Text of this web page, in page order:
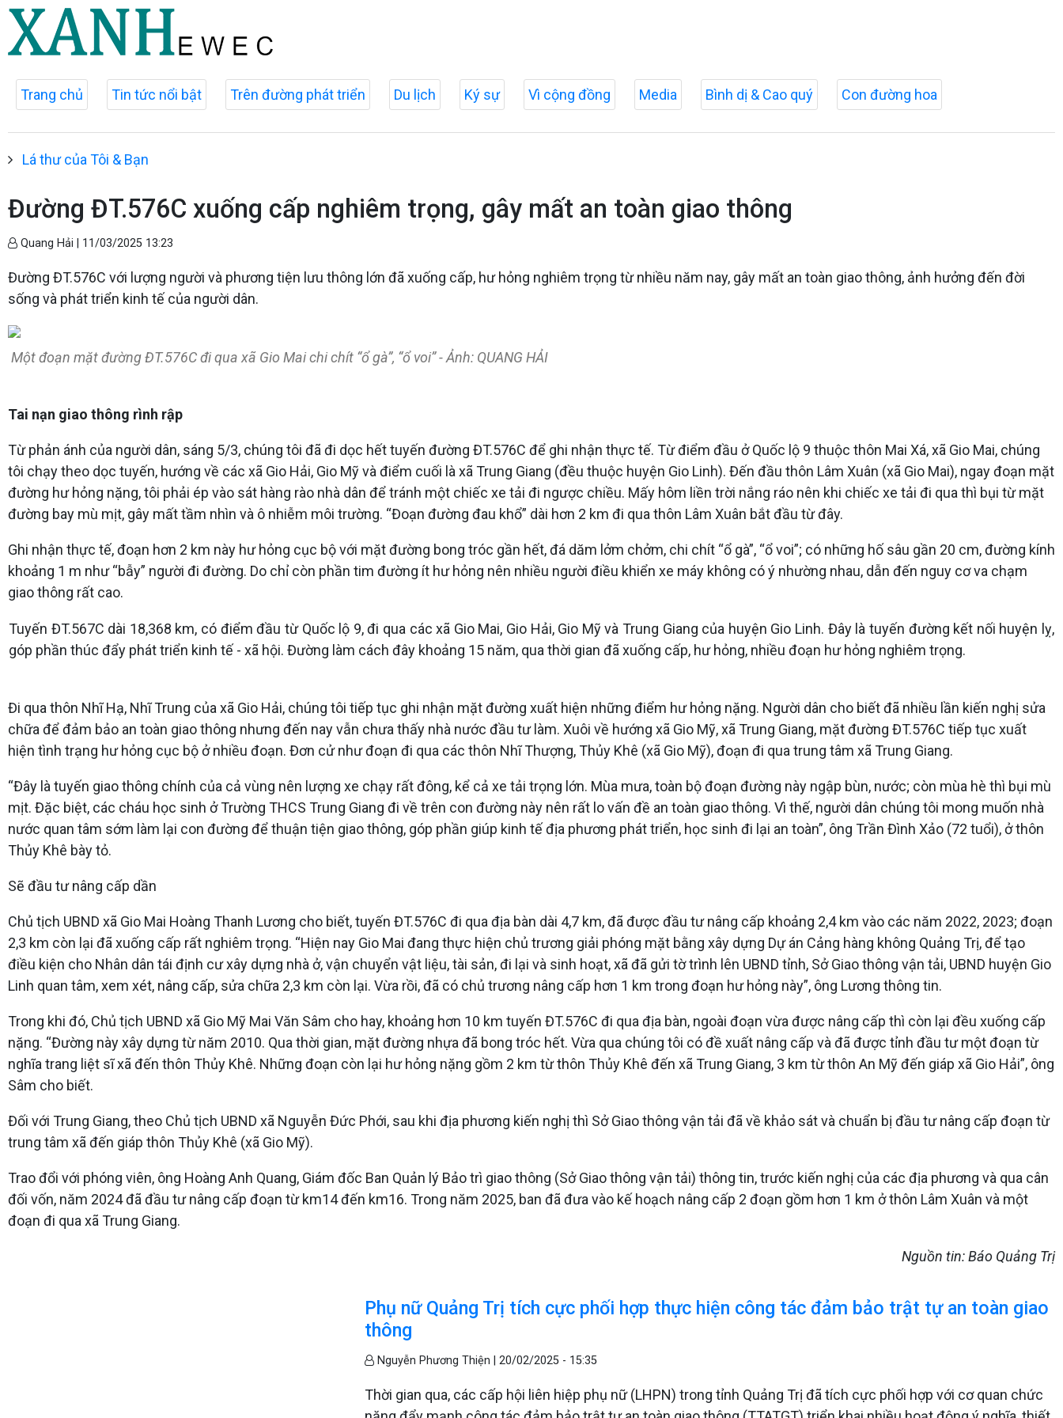
Trang chủ Tin tức nổi bật Trên đường phát triển Du lịch Ký sự Vì cộng đồng Media Bình dị & Cao quý Con đường hoa
Lá thư của Tôi & Bạn
Đường ĐT.576C xuống cấp nghiêm trọng, gây mất an toàn giao thông
Quang Hải | 11/03/2025 13:23
Đường ĐT.576C với lượng người và phương tiện lưu thông lớn đã xuống cấp, hư hỏng nghiêm trọng từ nhiều năm nay, gây mất an toàn giao thông, ảnh hưởng đến đời
sống và phát triển kinh tế của người dân.
Một đoạn mặt đường ĐT.576C đi qua xã Gio Mai chi chít “ổ gà”, “ổ voi” - Ảnh: QUANG HẢI
Tai nạn giao thông rình rập
Từ phản ánh của người dân, sáng 5/3, chúng tôi đã đi dọc hết tuyến đường ĐT.576C để ghi nhận thực tế. Từ điểm đầu ở Quốc lộ 9 thuộc thôn Mai Xá, xã Gio Mai, chúng
tôi chạy theo dọc tuyến, hướng về các xã Gio Hải, Gio Mỹ và điểm cuối là xã Trung Giang (đều thuộc huyện Gio Linh). Đến đầu thôn Lâm Xuân (xã Gio Mai), ngay đoạn mặt
đường hư hỏng nặng, tôi phải ép vào sát hàng rào nhà dân để tránh một chiếc xe tải đi ngược chiều. Mấy hôm liền trời nắng ráo nên khi chiếc xe tải đi qua thì bụi từ mặt
đường bay mù mịt, gây mất tầm nhìn và ô nhiễm môi trường. “Đoạn đường đau khổ” dài hơn 2 km đi qua thôn Lâm Xuân bắt đầu từ đây.
Ghi nhận thực tế, đoạn hơn 2 km này hư hỏng cục bộ với mặt đường bong tróc gần hết, đá dăm lởm chởm, chi chít “ổ gà”, “ổ voi”; có những hố sâu gần 20 cm, đường kính
khoảng 1 m như “bẫy” người đi đường. Do chỉ còn phần tim đường ít hư hỏng nên nhiều người điều khiển xe máy không có ý nhường nhau, dẫn đến nguy cơ va chạm
giao thông rất cao.
Tuyến ĐT.567C dài 18,368 km, có điểm đầu từ Quốc lộ 9, đi qua các xã Gio Mai, Gio Hải, Gio Mỹ và Trung Giang của huyện Gio Linh. Đây là tuyến đường kết nối huyện lỵ,
góp phần thúc đẩy phát triển kinh tế - xã hội. Đường làm cách đây khoảng 15 năm, qua thời gian đã xuống cấp, hư hỏng, nhiều đoạn hư hỏng nghiêm trọng.
Đi qua thôn Nhĩ Hạ, Nhĩ Trung của xã Gio Hải, chúng tôi tiếp tục ghi nhận mặt đường xuất hiện những điểm hư hỏng nặng. Người dân cho biết đã nhiều lần kiến nghị sửa
chữa để đảm bảo an toàn giao thông nhưng đến nay vẫn chưa thấy nhà nước đầu tư làm. Xuôi về hướng xã Gio Mỹ, xã Trung Giang, mặt đường ĐT.576C tiếp tục xuất
hiện tình trạng hư hỏng cục bộ ở nhiều đoạn. Đơn cử như đoạn đi qua các thôn Nhĩ Thượng, Thủy Khê (xã Gio Mỹ), đoạn đi qua trung tâm xã Trung Giang.
“Đây là tuyến giao thông chính của cả vùng nên lượng xe chạy rất đông, kể cả xe tải trọng lớn. Mùa mưa, toàn bộ đoạn đường này ngập bùn, nước; còn mùa hè thì bụi mù
mịt. Đặc biệt, các cháu học sinh ở Trường THCS Trung Giang đi về trên con đường này nên rất lo vấn đề an toàn giao thông. Vì thế, người dân chúng tôi mong muốn nhà
nước quan tâm sớm làm lại con đường để thuận tiện giao thông, góp phần giúp kinh tế địa phương phát triển, học sinh đi lại an toàn”, ông Trần Đình Xảo (72 tuổi), ở thôn
Thủy Khê bày tỏ.
Sẽ đầu tư nâng cấp dần
Chủ tịch UBND xã Gio Mai Hoàng Thanh Lương cho biết, tuyến ĐT.576C đi qua địa bàn dài 4,7 km, đã được đầu tư nâng cấp khoảng 2,4 km vào các năm 2022, 2023; đoạn
2,3 km còn lại đã xuống cấp rất nghiêm trọng. “Hiện nay Gio Mai đang thực hiện chủ trương giải phóng mặt bằng xây dựng Dự án Cảng hàng không Quảng Trị, để tạo
điều kiện cho Nhân dân tái định cư xây dựng nhà ở, vận chuyển vật liệu, tài sản, đi lại và sinh hoạt, xã đã gửi tờ trình lên UBND tỉnh, Sở Giao thông vận tải, UBND huyện Gio
Linh quan tâm, xem xét, nâng cấp, sửa chữa 2,3 km còn lại. Vừa rồi, đã có chủ trương nâng cấp hơn 1 km trong đoạn hư hỏng này”, ông Lương thông tin.
Trong khi đó, Chủ tịch UBND xã Gio Mỹ Mai Văn Sâm cho hay, khoảng hơn 10 km tuyến ĐT.576C đi qua địa bàn, ngoài đoạn vừa được nâng cấp thì còn lại đều xuống cấp
nặng. “Đường này xây dựng từ năm 2010. Qua thời gian, mặt đường nhựa đã bong tróc hết. Vừa qua chúng tôi có đề xuất nâng cấp và đã được tỉnh đầu tư một đoạn từ
nghĩa trang liệt sĩ xã đến thôn Thủy Khê. Những đoạn còn lại hư hỏng nặng gồm 2 km từ thôn Thủy Khê đến xã Trung Giang, 3 km từ thôn An Mỹ đến giáp xã Gio Hải”, ông
Sâm cho biết.
Đối với Trung Giang, theo Chủ tịch UBND xã Nguyễn Đức Phới, sau khi địa phương kiến nghị thì Sở Giao thông vận tải đã về khảo sát và chuẩn bị đầu tư nâng cấp đoạn từ
trung tâm xã đến giáp thôn Thủy Khê (xã Gio Mỹ).
Trao đổi với phóng viên, ông Hoàng Anh Quang, Giám đốc Ban Quản lý Bảo trì giao thông (Sở Giao thông vận tải) thông tin, trước kiến nghị của các địa phương và qua cân
đối vốn, năm 2024 đã đầu tư nâng cấp đoạn từ km14 đến km16. Trong năm 2025, ban đã đưa vào kế hoạch nâng cấp 2 đoạn gồm hơn 1 km ở thôn Lâm Xuân và một
đoạn đi qua xã Trung Giang.
Nguồn tin: Báo Quảng Trị
Phụ nữ Quảng Trị tích cực phối hợp thực hiện công tác đảm bảo trật tự an toàn giao
thông
Nguyễn Phương Thiện |20/02/2025 - 15:35
Thời gian qua, các cấp hội liên hiệp phụ nữ (LHPN) trong tỉnh Quảng Trị đã tích cực phối hợp với cơ quan chức